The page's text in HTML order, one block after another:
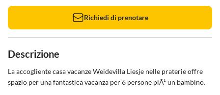
Richiedi di prenotare
Descrizione
La accogliente casa vacanze Weidevilla Liesje nelle praterie offre
spazio per una fantastica vacanza per 6 persone piÃ¹ un bambino.